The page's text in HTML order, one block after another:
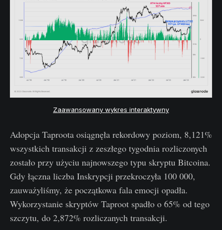
Zaawansowany wykres interaktywny
Adopcja Taproota osiągnęła rekordowy poziom, 8,121%
wszystkich transakcji z zeszłego tygodnia rozliczonych
zostało przy użyciu najnowszego typu skryptu Bitcoina.
Gdy łączna liczba Inskrypcji przekroczyła 100 000,
zauważyliśmy, że początkowa fala emocji opadła.
Wykorzystanie skryptów Taproot spadło o 65% od tego
szczytu, do 2,872% rozliczanych transakcji.